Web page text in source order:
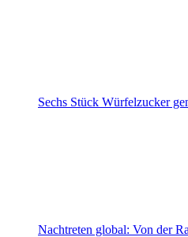
Sechs Stück Würfelzucker
Nachtreten global: Von der